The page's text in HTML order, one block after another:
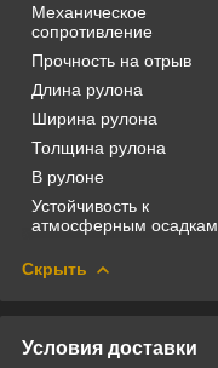
Механическое
сопротивление
Прочность на отрыв
Длина рулона
Ширина рулона
Толщина рулона
В рулоне
Устойчивость к
атмосферным осадкам
Скрыть
Условия доставки